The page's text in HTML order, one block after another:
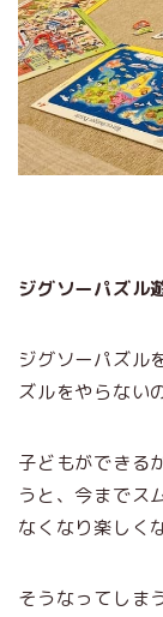
ジグソーパズル
ジグソーパズル
ズルをやらない
子どもができる
うと、今までス
なくなり楽しく
そうなってしま